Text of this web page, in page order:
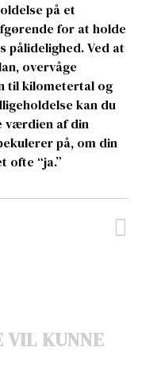
på et
for at holde
pålidelighed. Ved at
overvåge
til kilometertal og
kan du
værdien af din
på, om din
ofte “ja.”
KUNNE